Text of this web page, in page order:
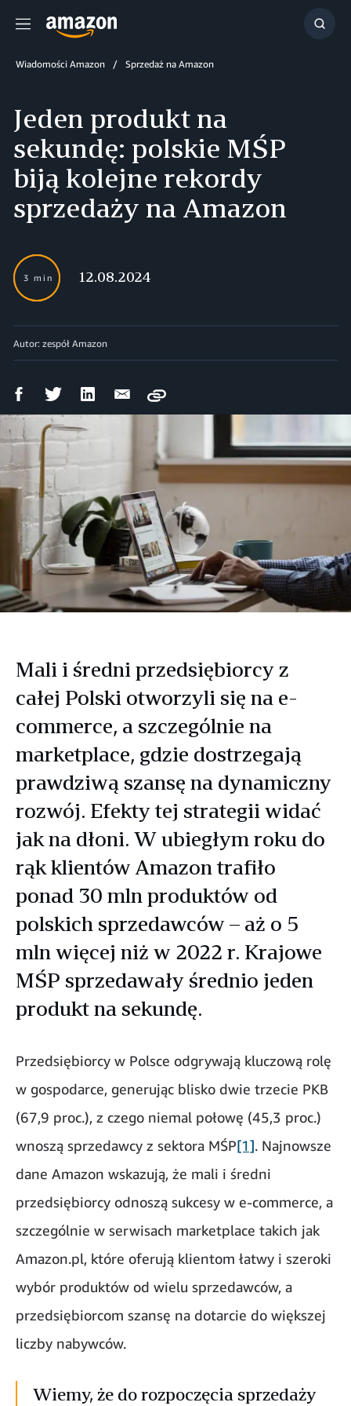
Menu
Wiadomości Amazon Sprzedaż na Amazon
Jeden produkt na
sekundę: polskie MŚP
biją kolejne rekordy
sprzedaży na Amazon
3 min 12.08.2024
Autor: zespół Amazon
Udostępnij
Facebooku
Udostępnij
Twitterze
Udostępnij
Wyślij
Copy
Mali i średni przedsiębiorcy z
całej Polski otworzyli się na e-
commerce, a szczególnie na
marketplace, gdzie dostrzegają
prawdziwą szansę na dynamiczny
rozwój. Efekty tej strategii widać
jak na dłoni. W ubiegłym roku do
rąk klientów Amazon trafiło
ponad 30 mln produktów od
polskich sprzedawców – aż o 5
mln więcej niż w 2022 r. Krajowe
MŚP sprzedawały średnio jeden
produkt na sekundę.
Przedsiębiorcy w Polsce odgrywają kluczową rolę
w gospodarce, generując blisko dwie trzecie PKB
(67,9 proc.), z czego niemal połowę (45,3 proc.)
wnoszą sprzedawcy z sektora MŚP[1]. Najnowsze
dane Amazon wskazują, że mali i średni
przedsiębiorcy odnoszą sukcesy w e-commerce, a
szczególnie w serwisach marketplace takich jak
Amazon.pl, które oferują klientom łatwy i szeroki
wybór produktów od wielu sprzedawców, a
przedsiębiorcom szansę na dotarcie do większej
liczby nabywców.
Wiemy, że do rozpoczęcia sprzedaży